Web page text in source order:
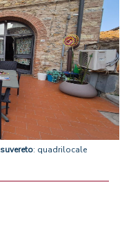
suvereto: quadrilocale